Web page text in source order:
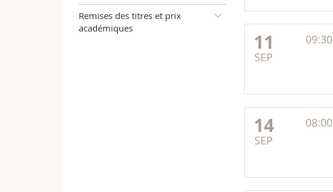
Remises des titres et prix
académiques
11
SEP
09:30
14
SEP
08:00